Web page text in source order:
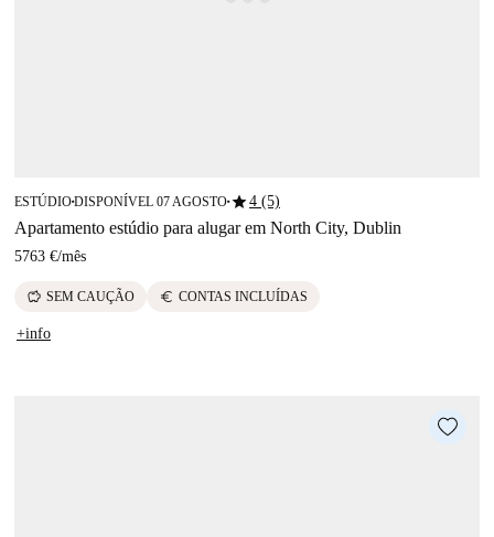
ESTÚDIO■DISPONÍVEL 07 AGOSTO■star4 (5)
Apartamento estúdio para alugar em North City, Dublin
5763 €/mês
savings SEM CAUÇÃO euro CONTAS INCLUÍDAS
+info